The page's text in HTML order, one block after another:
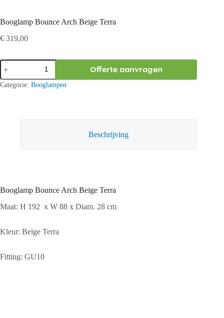
Booglamp Bounce Arch Beige Terra
€ 319,00
Booglamp
Bounce
Arch
Beige
Offerte aanvragen
Categorie: Booglampen
Beschrijving
Booglamp Bounce Arch Beige Terra
Maat: H 192 x W 88 x Diam. 28 cm
Kleur: Beige Terra
Fitting: GU10